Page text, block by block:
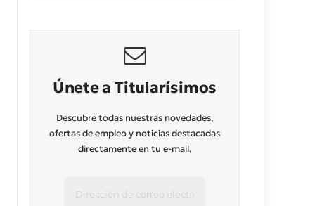
Únete a Titularísimos
Descubre todas nuestras novedades,
ofertas de empleo y noticias destacadas
directamente en tu e-mail.